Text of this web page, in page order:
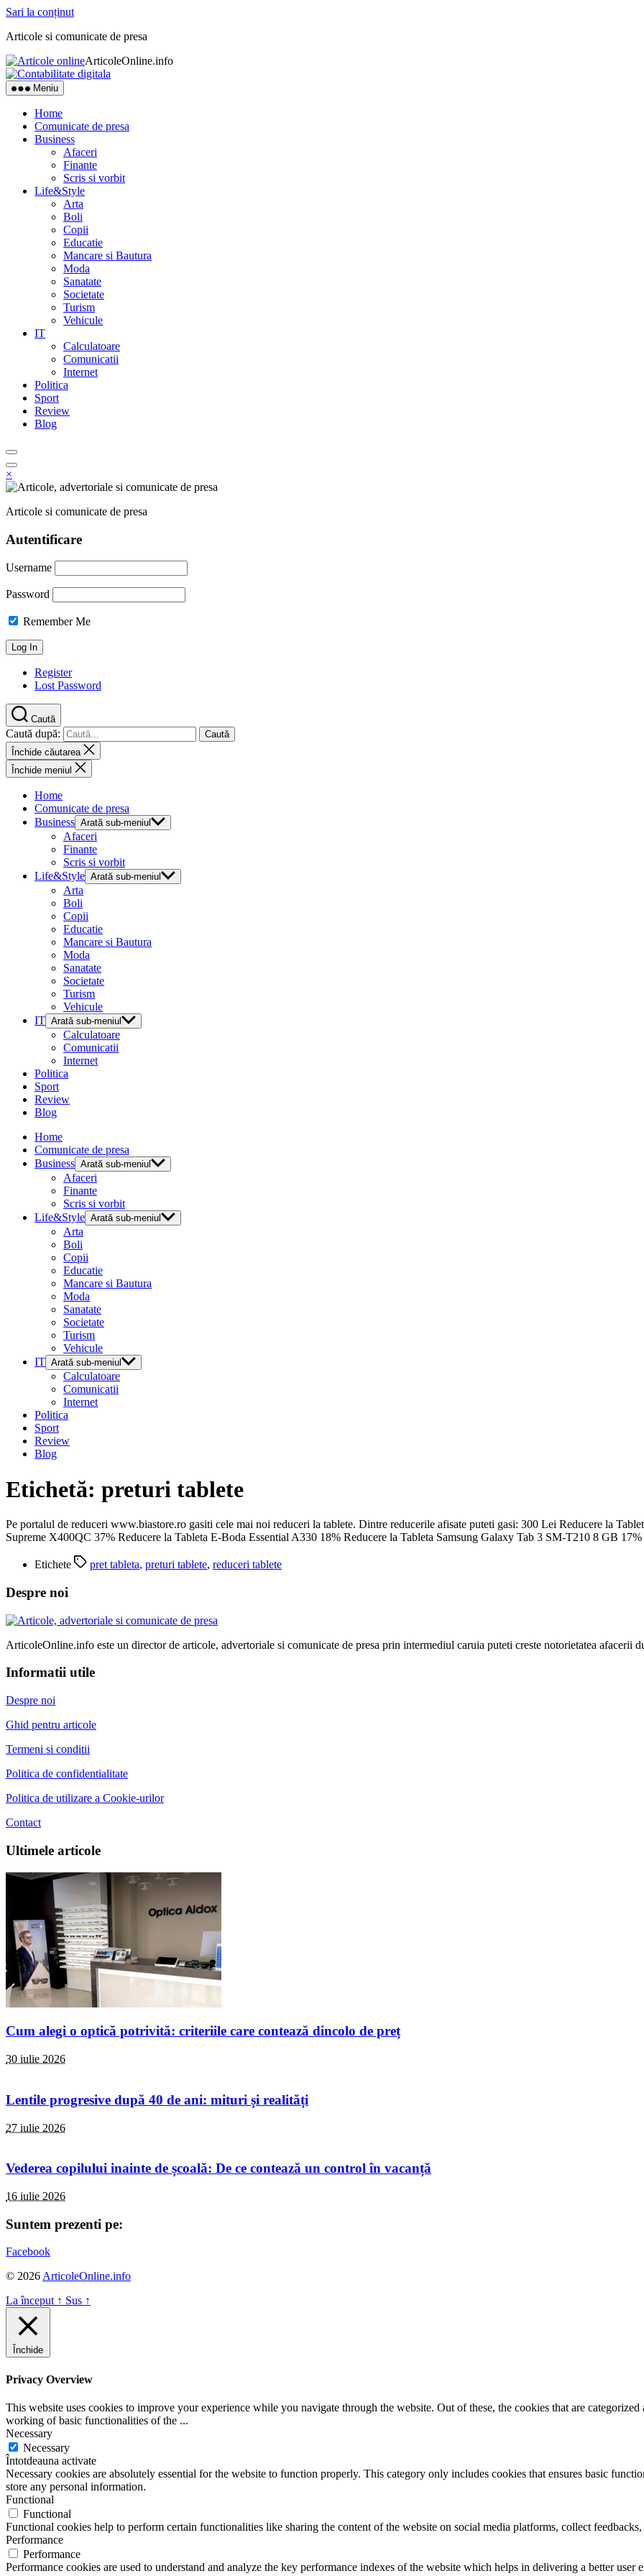
Sari la conținut
Articole si comunicate de presa
ArticoleOnline.info
Meniu
Home
Comunicate de presa
Business
Afaceri
Finante
Scris si vorbit
Life&Style
Arta
Boli
Copii
Educatie
Mancare si Bautura
Moda
Sanatate
Societate
Turism
Vehicule
IT
Calculatoare
Comunicatii
Internet
Politica
Sport
Review
Blog
×
Articole si comunicate de presa
Autentificare
Username
Password
Remember Me
Register
Lost Password
Caută
Caută după:
Închide căutarea
Închide meniul
Home
Comunicate de presa
Business Arată sub-meniul
Afaceri
Finante
Scris si vorbit
Life&Style Arată sub-meniul
Arta
Boli
Copii
Educatie
Mancare si Bautura
Moda
Sanatate
Societate
Turism
Vehicule
IT Arată sub-meniul
Calculatoare
Comunicatii
Internet
Politica
Sport
Review
Blog
Home
Comunicate de presa
Business Arată sub-meniul
Afaceri
Finante
Scris si vorbit
Life&Style Arată sub-meniul
Arta
Boli
Copii
Educatie
Mancare si Bautura
Moda
Sanatate
Societate
Turism
Vehicule
IT Arată sub-meniul
Calculatoare
Comunicatii
Internet
Politica
Sport
Review
Blog
Etichetă: preturi tablete
Pe portalul de reduceri www.biastore.ro gasiti cele mai noi reduceri la tablete. Dintre reducerile afisate puteti gasi: 300 Lei Reducere la
Supreme X400QC 37% Reducere la Tableta E-Boda Essential A330 18% Reducere la Tableta Samsung Galaxy Tab 3 SM-T210 8 GB
Etichete pret tableta, preturi tablete, reduceri tablete
Despre noi
ArticoleOnline.info este un director de articole, advertoriale si comunicate de presa prin intermediul caruia puteti creste notorietatea afacerii
Informatii utile
Despre noi
Ghid pentru articole
Termeni si conditii
Politica de confidentialitate
Politica de utilizare a Cookie-urilor
Contact
Ultimele articole
Cum alegi o optică potrivită: criteriile care contează dincolo de preț
30 iulie 2026
Lentile progresive după 40 de ani: mituri și realități
27 iulie 2026
Vederea copilului inainte de școală: De ce contează un control în vacanță
16 iulie 2026
Suntem prezenti pe:
Facebook
© 2026 ArticoleOnline.info
La început ↑ Sus ↑
Închide
Privacy Overview
This website uses cookies to improve your experience while you navigate through the website. Out of these, the cookies that are categorized
working of basic functionalities of the ...
Necessary
Necessary
Întotdeauna activate
Necessary cookies are absolutely essential for the website to function properly. This category only includes cookies that ensures basic
store any personal information.
Functional
Functional
Functional cookies help to perform certain functionalities like sharing the content of the website on social media platforms, collect
Performance
Performance
Performance cookies are used to understand and analyze the key performance indexes of the website which helps in delivering a better user